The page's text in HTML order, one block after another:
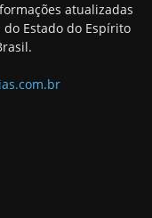
atualizadas
Estado do Espírito